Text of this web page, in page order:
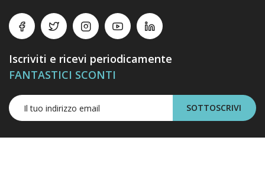
Iscriviti e ricevi periodicamente
FANTASTICI SCONTI
SOTTOSCRIVI